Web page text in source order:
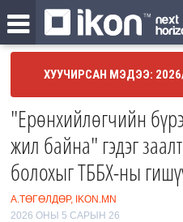
ХУУЧИРСАН МЭДЭЭ:
"Ерөнхийлөгчийн
жил байна" гэдэг
болохыг ТББХ-ны
А.ТӨГӨЛДӨР, IKON.MN
2026 ОНЫ 5 САРЫН 26